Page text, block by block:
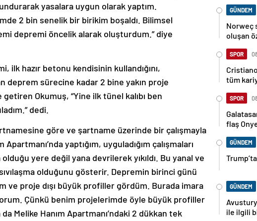
yasalara uygun olarak yaptım.
2 bin senelik bir birikim boşaldı. Bilimsel
depremi öncelik alarak oluşturdum.” diye
ilk hazır betonu kendisinin kullandığını,
deprem sürecine kadar 2 bine yakın proje
getiren Okumuş, “Yine ilk tünel kalıbı ben
dedi.
göre ve şartname üzerinde bir çalışmayla
Apartmanı’nda yaptığım, uyguladığım çalışmaları
yere değil yana devrilerek yıkıldı. Bu yanal ve
olduğunu gösterir. Depremin birinci günü
ve proje dışı büyük profiller gördüm. Burada imara
Çünkü benim projelerimde öyle büyük profiller
Melike Hanım Apartmanı’ndaki 2 dükkan tek
GÜNDEM
Norweç
oluşan
SPOR
tüm
SPOR
flaş
GÜNDEM
GÜNDEM
ile ilgili